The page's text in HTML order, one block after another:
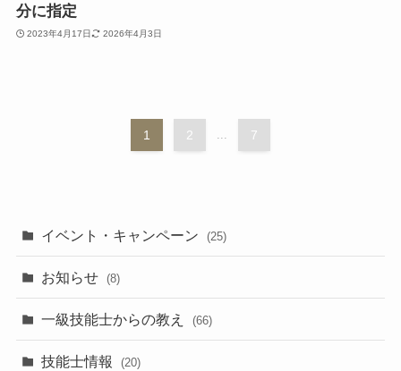
分に指定
2023年4月17日 2026年4月3日
1 2 ... 7
イベント・キャンペーン (25)
お知らせ (8)
一級技能士からの教え (66)
技能士情報 (20)